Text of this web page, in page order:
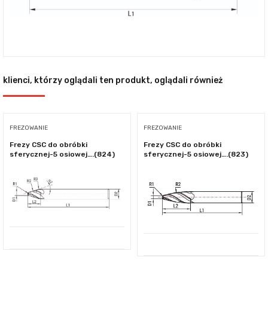
klienci, którzy oglądali ten produkt, oglądali również
FREZOWANIE
Frezy CSC do obróbki
sferycznej-5 osiowej….(824)
FREZOWANIE
Frezy CSC do obróbki
sferycznej-5 osiowej….(823)